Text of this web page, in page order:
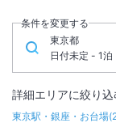
条件を変更する
東京都
日付未定 - 1
詳細エリアに絞り込
東京駅・銀座・お台場(